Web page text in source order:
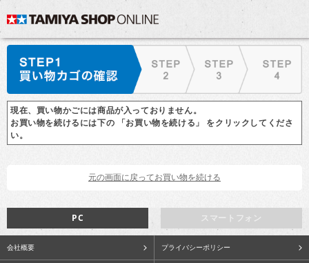
現在、買い物かごには商品が入っておりません。
お買い物を続けるには下の 「お買い物を続ける」 をクリックしてくださ
い。
スマートフォン
PC
会社概要 プライバシーポリシー